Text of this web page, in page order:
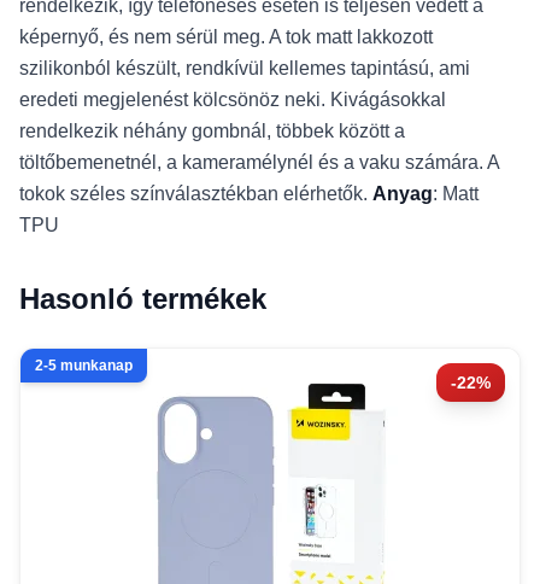
rendelkezik, így telefonesés esetén is teljesen védett a
képernyő, és nem sérül meg. A tok matt lakkozott
szilikonból készült, rendkívül kellemes tapintású, ami
eredeti megjelenést kölcsönöz neki. Kivágásokkal
rendelkezik néhány gombnál, többek között a
töltőbemenetnél, a kameramélynél és a vaku számára. A
tokok széles színválasztékban elérhetők. Anyag: Matt
TPU
Hasonló termékek
-22%
2-5 munkanap